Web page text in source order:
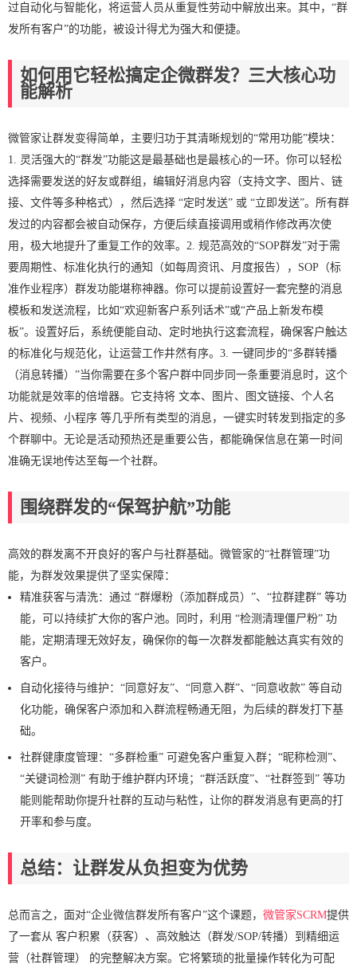
过自动化与智能化，将运营人员从重复性劳动中解放出来。其中，“群
发所有客户”的功能，被设计得尤为强大和便捷。
如何用它轻松搞定企微群发？三大核心功
能解析
微管家让群发变得简单，主要归功于其清晰规划的“常用功能”模块：
1. 灵活强大的“群发”功能这是最基础也是最核心的一环。你可以轻松
选择需要发送的好友或群组，编辑好消息内容（支持文字、图片、链
接、文件等多种格式），然后选择 “定时发送” 或 “立即发送”。所有群
发过的内容都会被自动保存，方便后续直接调用或稍作修改再次使
用，极大地提升了重复工作的效率。2. 规范高效的“SOP群发”对于需
要周期性、标准化执行的通知（如每周资讯、月度报告），SOP（标
准作业程序）群发功能堪称神器。你可以提前设置好一套完整的消息
模板和发送流程，比如“欢迎新客户系列话术”或“产品上新发布模
板”。设置好后，系统便能自动、定时地执行这套流程，确保客户触达
的标准化与规范化，让运营工作井然有序。3. 一键同步的“多群转播
（消息转播）”当你需要在多个客户群中同步同一条重要消息时，这个
功能就是效率的倍增器。它支持将 文本、图片、图文链接、个人名
片、视频、小程序 等几乎所有类型的消息，一键实时转发到指定的多
个群聊中。无论是活动预热还是重要公告，都能确保信息在第一时间
准确无误地传达至每一个社群。
围绕群发的“保驾护航”功能
高效的群发离不开良好的客户与社群基础。微管家的“社群管理”功
能，为群发效果提供了坚实保障：
精准获客与清洗：通过 “群爆粉（添加群成员）”、“拉群建群” 等功
能，可以持续扩大你的客户池。同时，利用 “检测清理僵尸粉” 功
能，定期清理无效好友，确保你的每一次群发都能触达真实有效的
客户。
自动化接待与维护：“同意好友”、“同意入群”、“同意收款” 等自动
化功能，确保客户添加和入群流程畅通无阻，为后续的群发打下基
础。
社群健康度管理：“多群检重” 可避免客户重复入群；“昵称检测”、
“关键词检测” 有助于维护群内环境；“群活跃度”、“社群签到” 等功
能则能帮助你提升社群的互动与粘性，让你的群发消息有更高的打
开率和参与度。
总结：让群发从负担变为优势
总而言之，面对“企业微信群发所有客户”这个课题， 微管家SCRM提供
了一套从 客户积累（获客）、高效触达（群发/SOP/转播）到精细运
营（社群管理） 的完整解决方案。它将繁琐的批量操作转化为可配